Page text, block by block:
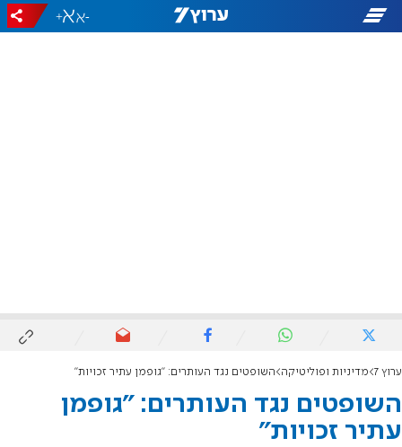
-
+
ערוץ 7 מדיניות ופוליטיקה השופטים נגד העותרים: "גופמן עתיר זכויות"
השופטים נגד העותרים: "גופמן
עתיר זכויות"